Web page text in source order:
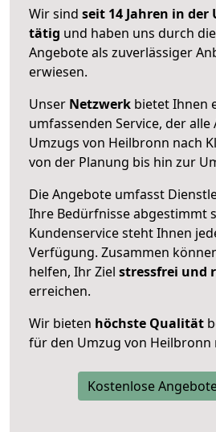
Wir sind seit 14 Jahren in der
tätig und haben uns durch
Angebote als zuverlässiger
erwiesen.
Unser Netzwerk bietet Ihnen
umfassenden Service, der alle
Umzugs von Heilbronn nach
von der Planung bis hin zur
Die Angebote umfasst
Ihre Bedürfnisse abgestimmt
Kundenservice steht Ihnen
Verfügung. Zusammen
helfen, Ihr Ziel stressfrei und
erreichen.
Wir bieten höchste Qualität
für den Umzug von Heilbronn
Kostenlose